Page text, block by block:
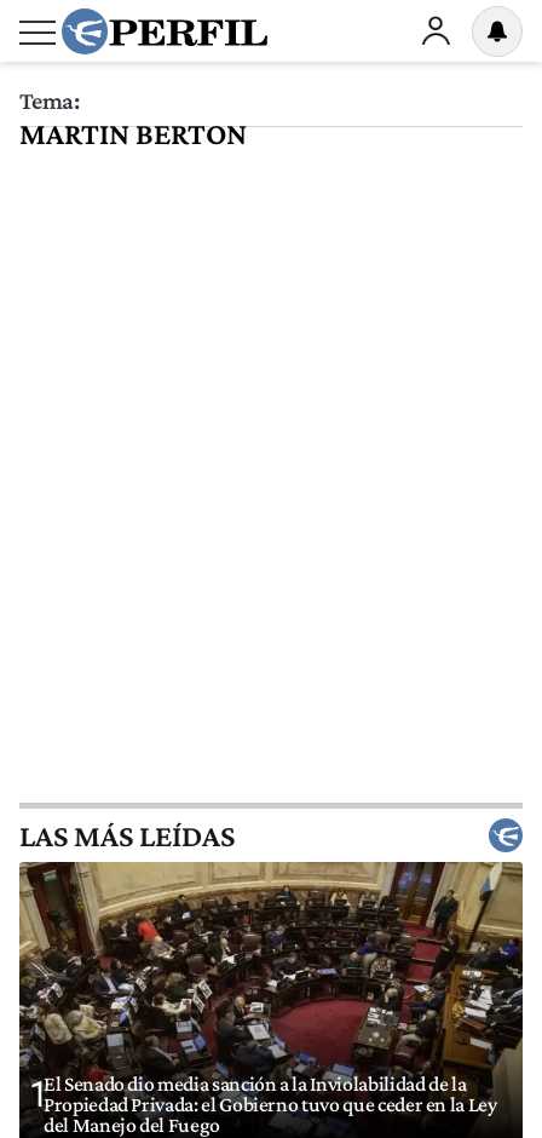
Tema:
MARTIN BERTON
LAS MÁS LEÍDAS
1El Senado dio media sanción a la Inviolabilidad de la
Propiedad Privada: el Gobierno tuvo que ceder en la Ley
del Manejo del Fuego